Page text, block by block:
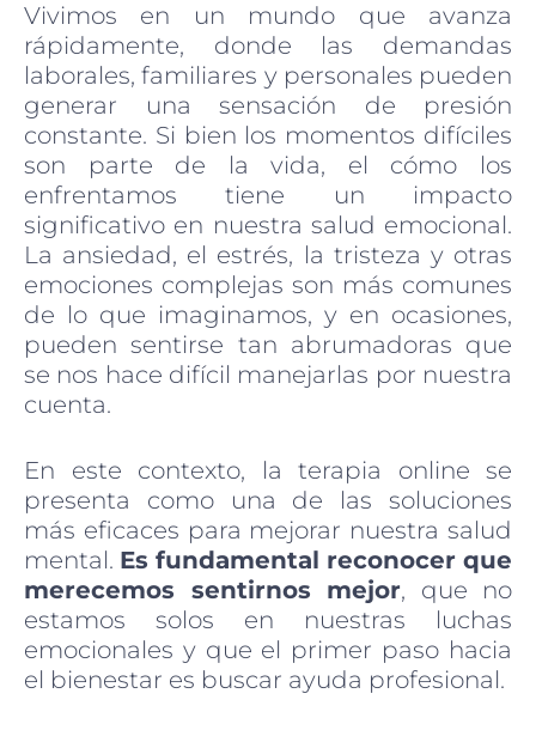
Vivimos en un mundo que avanza
rápidamente, donde las demandas
laborales, familiares y personales pueden
generar una sensación de presión
constante. Si bien los momentos difíciles
son parte de la vida, el cómo los
enfrentamos tiene un impacto
significativo en nuestra salud emocional.
La ansiedad, el estrés, la tristeza y otras
emociones complejas son más comunes
de lo que imaginamos, y en ocasiones,
pueden sentirse tan abrumadoras que
se nos hace difícil manejarlas por nuestra
cuenta.
En este contexto, la terapia online se
presenta como una de las soluciones
más eficaces para mejorar nuestra salud
mental. Es fundamental reconocer que
merecemos sentirnos mejor, que no
estamos solos en nuestras luchas
emocionales y que el primer paso hacia
el bienestar es buscar ayuda profesional.